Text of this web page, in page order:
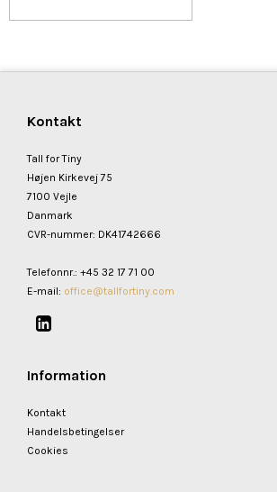
Kontakt
Tall for Tiny
Højen Kirkevej 75
7100 Vejle
Danmark
CVR-nummer: DK41742666
Telefonnr.: +45 32 17 71 00
E-mail: office@tallfortiny.com
Information
Kontakt
Handelsbetingelser
Cookies